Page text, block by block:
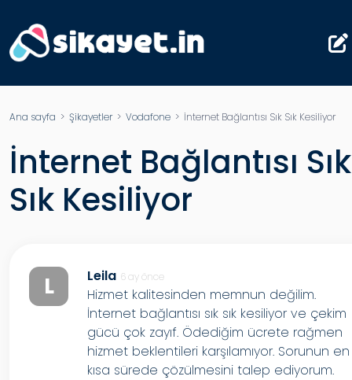
Ana sayfa > Şikayetler> Vodafone > İnternet Bağlantısı Sık Sık Kesiliyor
İnternet Bağlantısı Sık
Sık Kesiliyor
L Leila 6 ay önce
Hizmet kalitesinden memnun değilim.
İnternet bağlantısı sık sık kesiliyor ve çekim
gücü çok zayıf. Ödediğim ücrete rağmen
hizmet beklentileri karşılamıyor. Sorunun en
kısa sürede çözülmesini talep ediyorum.